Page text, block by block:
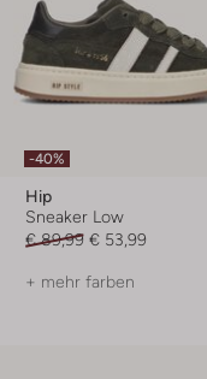
-40%
Hip
Sneaker Low
€ 89,99 € 53,99
+ mehr farben